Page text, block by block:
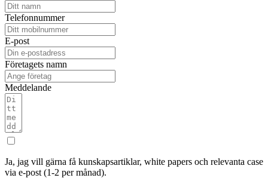
Telefonnummer
E-post
Företagets namn
Meddelande
Ja, jag vill gärna få kunskapsartiklar, white papers och relevanta case
via e-post (1-2 per månad).